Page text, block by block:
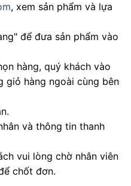
, xem sản phẩm và lựa
để đưa sản phẩm vào
hàng, quý khách vào
giỏ hàng ngoài cùng bên
và thông tin thanh
vui lòng chờ nhân viên
chốt đơn.